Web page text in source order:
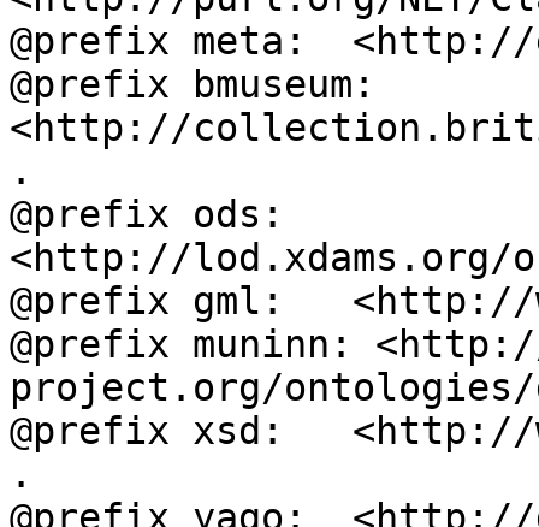
@prefix meta:  <http://
@prefix bmuseum:
<http://
.
@prefix ods:
<http://lod.xdams.org/
@prefix gml:   <http://
@prefix muninn:
project.org/ontologies/
@prefix xsd:   <http://
.
@prefix yago: